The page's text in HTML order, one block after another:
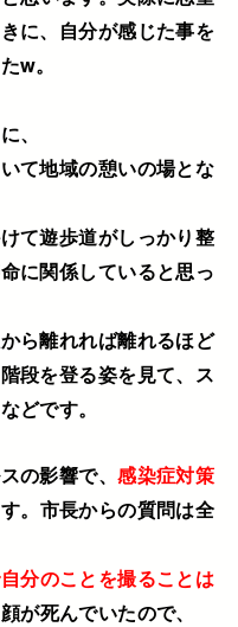
に、自分が感じた事を
w。
、
て地域の憩いの場とな
て遊歩道がしっかり整
に関係していると思っ
ら離れれば離れるほど
段を登る姿を見て、ス
どです。
の影響で、感染症対策
。市長からの質問は全
分のことを撮ることは
が死んでいたので、